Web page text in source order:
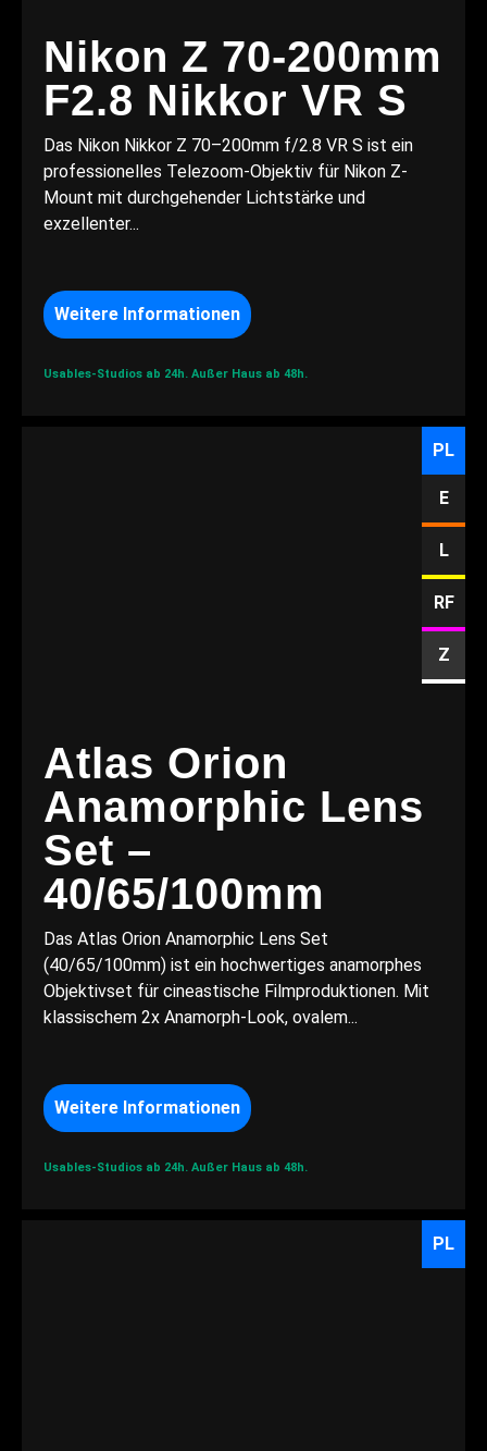
Nikon Z 70-200mm
F2.8 Nikkor VR S
Das Nikon Nikkor Z 70–200mm f/2.8 VR S ist ein
professionelles Telezoom-Objektiv für Nikon Z-
Mount mit durchgehender Lichtstärke und
exzellenter...
Weitere Informationen
Usables-Studios ab 24h. Außer Haus ab 48h.
PL
E
L
RF
Z
Atlas Orion
Anamorphic Lens
Set –
40/65/100mm
Das Atlas Orion Anamorphic Lens Set
(40/65/100mm) ist ein hochwertiges anamorphes
Objektivset für cineastische Filmproduktionen. Mit
klassischem 2x Anamorph-Look, ovalem...
Weitere Informationen
Usables-Studios ab 24h. Außer Haus ab 48h.
PL